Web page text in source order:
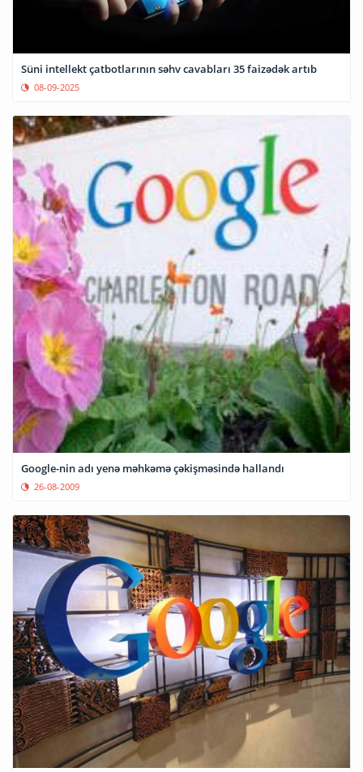
Süni intellekt çatbotlarının səhv cavabları 35 faizədək artıb
08-09-2025
Google-nin adı yenə məhkəmə çəkişməsində hallandı
26-08-2009